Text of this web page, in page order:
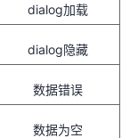
dialog加载
dialog隐藏
数据错误
数据为空